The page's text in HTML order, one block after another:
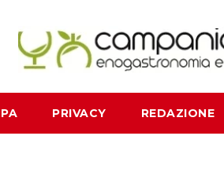
PRIVACY REDAZIONE